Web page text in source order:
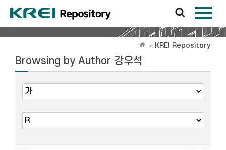
KREI Repository
Browsing by Author 강우석